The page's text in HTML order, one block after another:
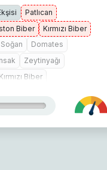
Patlıcan
Biber
Kırmızı Biber
Domates
Zeytinyağı
Biber